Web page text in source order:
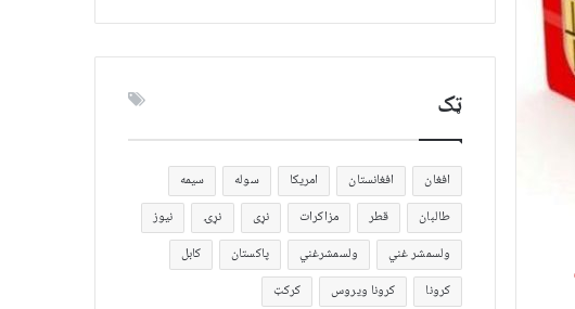
ټک
افغان افغانستان امریکا سوله
سیمه
طالبان
قطر مزاکرات نړی نړۍ
نیوز
ولسمشر غني
ولسمشرغني پاکستان
کابل
کرونا
کرونا ویروس کرکټ